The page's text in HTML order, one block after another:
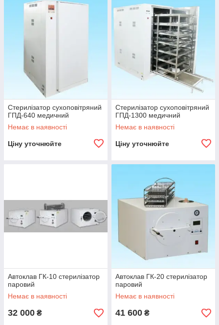
Стерилізатор сухоповітряний
ГПД-640 медичний
Немає в наявності
Ціну уточнюйте
Стерилізатор сухоповітряний
ГПД-1300 медичний
Немає в наявності
Ціну уточнюйте
Автоклав ГК-10 стерилізатор
паровий
Немає в наявності
32 000 ₴
Автоклав ГК-20 стерилізатор
паровий
Немає в наявності
41 600 ₴